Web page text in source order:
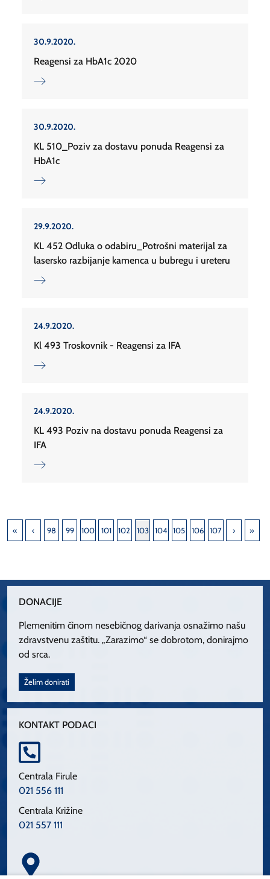
30.9.2020.
Reagensi za HbA1c 2020
30.9.2020.
KL 510_Poziv za dostavu ponuda Reagensi za
HbA1c
29.9.2020.
KL 452 Odluka o odabiru_Potrošni materijal za
lasersko razbijanje kamenca u bubregu i ureteru
24.9.2020.
Kl 493 Troskovnik - Reagensi za IFA
24.9.2020.
KL 493 Poziv na dostavu ponuda Reagensi za
IFA
98 99 100 101 102 103 104 105 106 107
DONACIJE
Plemenitim činom nesebičnog darivanja osnažimo našu
zdravstvenu zaštitu. „Zarazimo“ se dobrotom, donirajmo
od srca.
Želim donirati
KONTAKT PODACI
Centrala Firule
021 556 111
Centrala Križine
021 557 111